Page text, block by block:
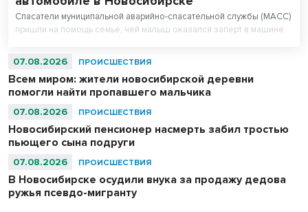
Спасатели муниципальной аварийно-спасательной службы (МАСС)
пришли на помощь семье, чей малыш оказался заперт в машине.
07.08.2026 ПРОИСШЕСТВИЯ
Всем миром: жители новосибирской деревни
помогли найти пропавшего мальчика
07.08.2026 ПРОИСШЕСТВИЯ
Новосибирский пенсионер насмерть забил тростью
пьющего сына подруги
07.08.2026 ПРОИСШЕСТВИЯ
В Новосибирске осудили внука за продажу дедова
ружья псевдо-мигранту